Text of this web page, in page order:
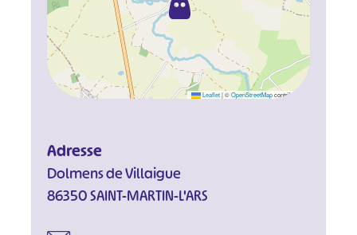
Leaflet |©OpenStreetMapcontributors
Adresse
Dolmens de Villaigue
86350 SAINT-MARTIN-L'ARS